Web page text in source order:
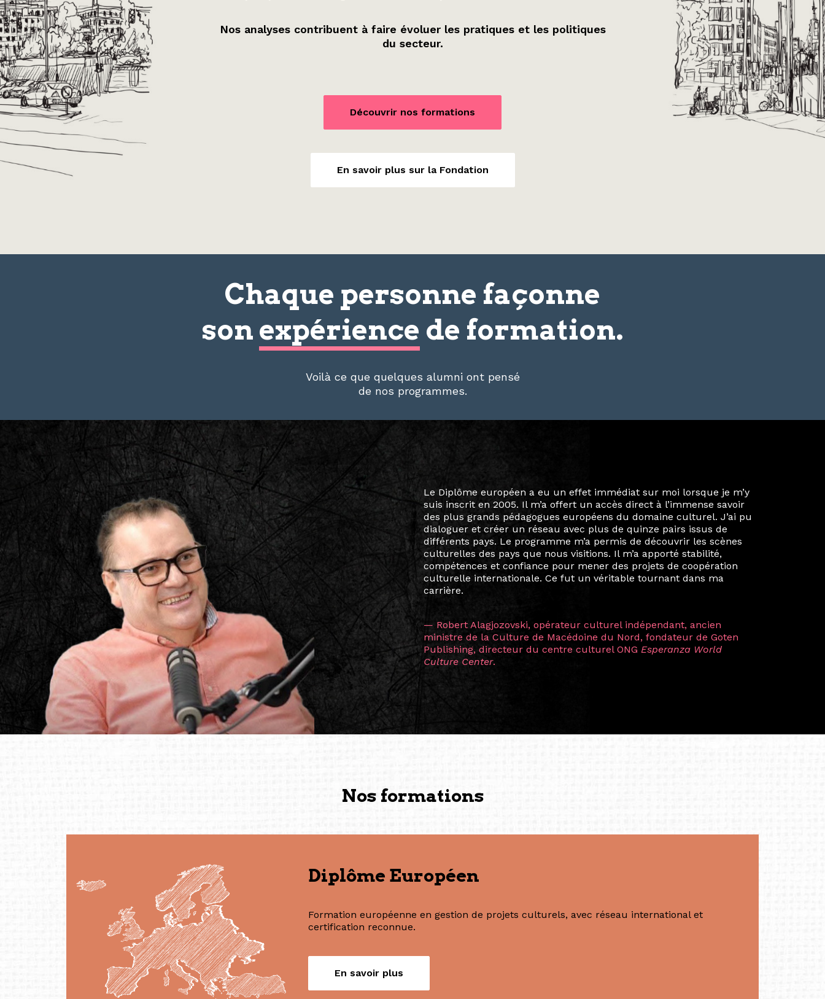
Nos analyses contribuent à faire évoluer les pratiques et les politiques
du secteur.
Découvrir nos formations
En savoir plus sur la Fondation
Chaque personne façonne
son expérience de formation.
Voilà ce que quelques alumni ont pensé
de nos programmes.
Le destin a voulu que ma vie privée et ma vie professionnelle dans les
arts soient étroitement liées. Durant mon année au sein du Diplôme
Marcel Hicter, j’ai intégré un réseau européen aussi inattendu que
vibrant, qui s’est étendu bien au-delà de la salle de classe. En
quelques mois, j’invitais mes camarades à collaborer sur des projets
allant de Baguio City à Pékin, de Helsinki à Kuala Lumpur, Langkawi,
Manille, Tokyo et Varsovie, renforçant ainsi ma vision de curatrice
consistant à connecter des artistes à travers les disciplines et les
continents.
L’une des rencontres les plus marquantes fut celle avec ma
consœur HicterienneRuthe Zuntz — une amitié dont la générosité et
la vision ont transformé ma trajectoire et m’ont conduite de
Singapour à Berlin pendant près d’une décennie. Aujourd’hui encore,
les amitiés forgées durant cette année intense et inspirante
solidité et m’encouragent à continuer de rêver, de créer et de tendre
vers de nouvelles possibilités.
— Vanini Belarmino (Singapore /Germany)
(Photography: Geric Cruz)